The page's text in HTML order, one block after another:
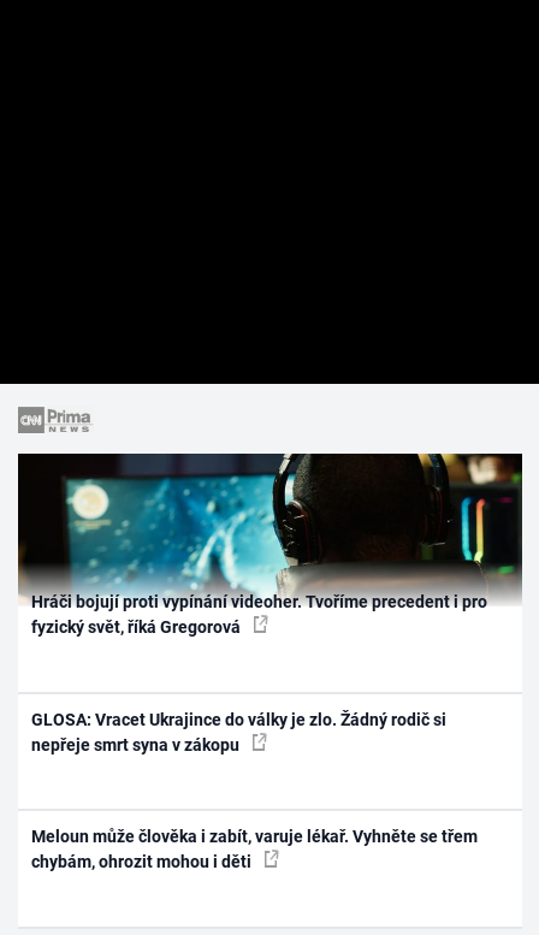
Hráči bojují proti vypínání videoher. Tvoříme precedent i pro
fyzický svět, říká Gregorová
GLOSA: Vracet Ukrajince do války je zlo. Žádný rodič si
nepřeje smrt syna v zákopu
Meloun může člověka i zabít, varuje lékař. Vyhněte se třem
chybám, ohrozit mohou i děti